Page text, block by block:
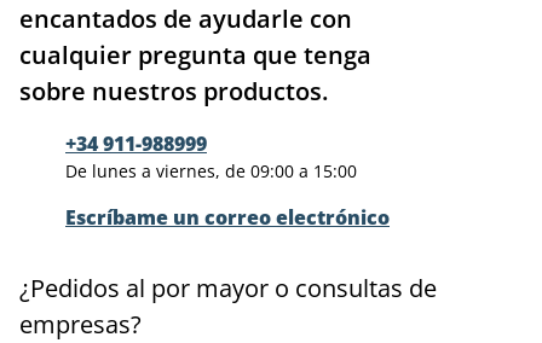
encantados de ayudarle con
cualquier pregunta que tenga
sobre nuestros productos.
+34 911-988999
De lunes a viernes, de 09:00 a 15:00
Escríbame un correo electrónico
¿Pedidos al por mayor o consultas de
empresas?